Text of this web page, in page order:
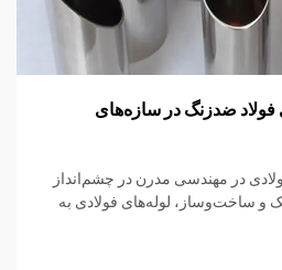
فولاد ضدزنگ در سازه‌های
در مهندسی مدرن در چشم‌انداز
و ساخت‌وساز، لوله‌های فولادی به